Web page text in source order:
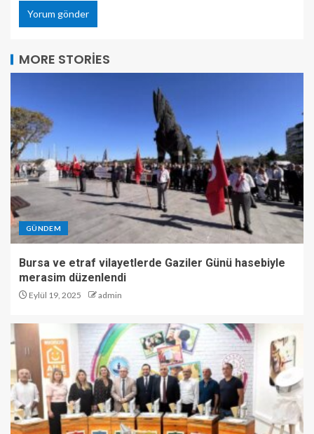
MORE STORIES
GÜNDEM
Bursa ve etraf vilayetlerde Gaziler Günü hasebiyle
merasim düzenlendi
Eylül 19, 2025 admin